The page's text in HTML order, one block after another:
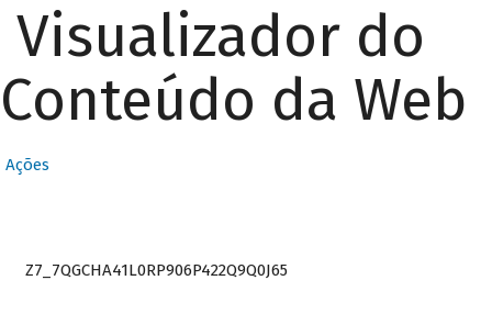
Visualizador do
Conteúdo da Web
Ações
Z7_7QGCHA41L0RP906P422Q9Q0J65